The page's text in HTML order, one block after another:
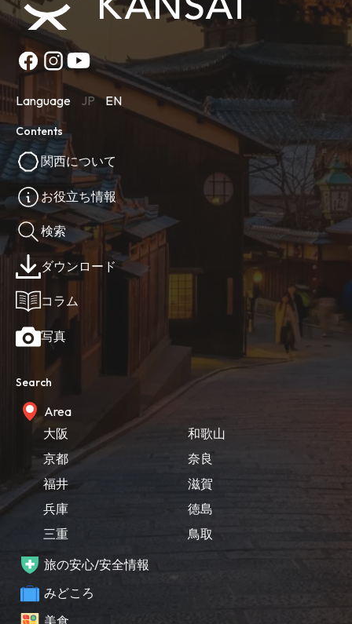
Language JP EN
Contents
関西について
お役立ち情報
検索
ダウンロード
コラム
写真
Search
Area
大阪
京都
福井
兵庫
三重
和歌山
奈良
滋賀
徳島
鳥取
旅の安心/安全情報
みどころ
美食